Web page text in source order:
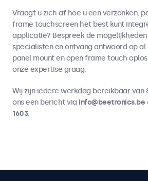
Vraagt u zich af hoe u een verzonken,
frame touchscreen het best kunt
applicatie? Bespreek de
specialisten en ontvang antwoord op al
panel mount en open frame touch
onze expertise graag.
Wij zijn iedere werkdag bereikbaar van
ons een bericht via info@beetronics.be
1603.